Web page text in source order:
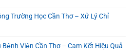
Trường Học Cần Thơ – Xử Lý Chỉ
Bệnh Viện Cần Thơ – Cam Kết Hiệu Quả